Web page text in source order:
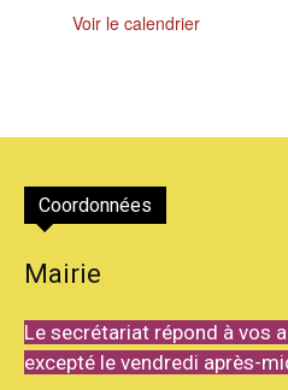
Voir le calendrier
Coordonnées
Mairie
Le secrétariat répond à vos
excepté le vendredi après-